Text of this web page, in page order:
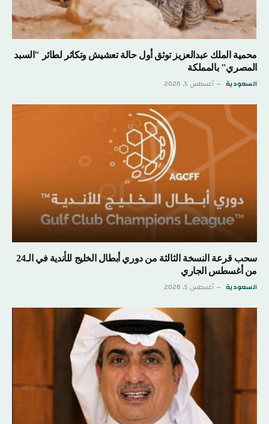
محمية الملك عبدالعزيز توثق أول حالة تعشيش وتكاثر لطائر "السبد
المصري" بالمملكة
السعودية أغسطس 5, 2026
سحب قرعة النسخة الثالثة من دوري أبطال الخليج للأندية في الـ24
من أغسطس الجاري
السعودية أغسطس 5, 2026